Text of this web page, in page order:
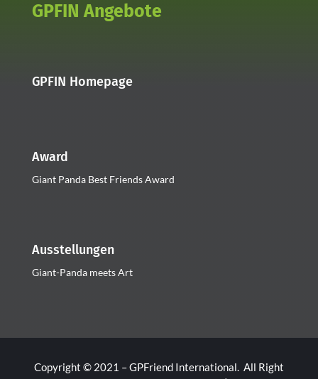
GPFIN Angebote
GPFIN Homepage
Award
Giant Panda Best Friends Award
Ausstellungen
Giant-Panda meets Art
Copyright © 2021 – GPFriend International. All Right